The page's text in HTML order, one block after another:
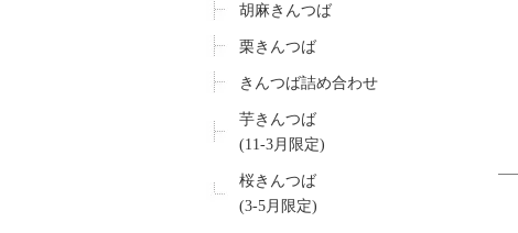
胡麻きんつば
栗きんつば
きんつば詰め合わせ
芋きんつば
(11-3月限定)
桜きんつば
(3-5月限定)